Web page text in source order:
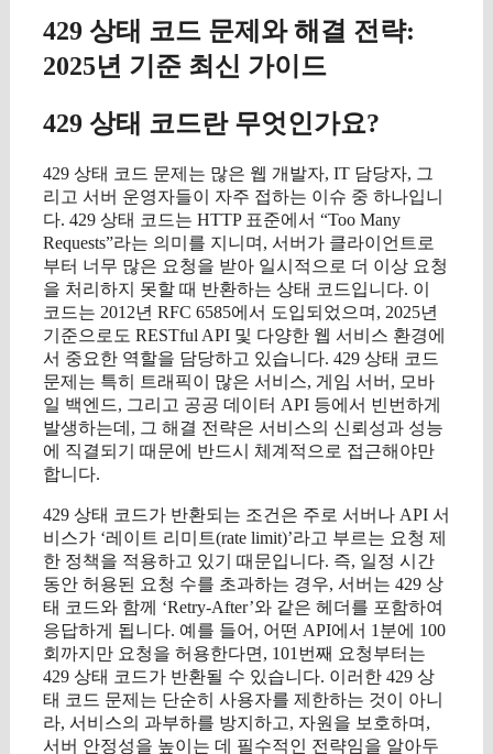
429 상태 코드 문제와 해결 전략:
2025년 기준 최신 가이드
429 상태 코드란 무엇인가요?
429 상태 코드 문제는 많은 웹 개발자, IT 담당자, 그
리고 서버 운영자들이 자주 접하는 이슈 중 하나입니
다. 429 상태 코드는 HTTP 표준에서 “Too Many
Requests”라는 의미를 지니며, 서버가 클라이언트로
부터 너무 많은 요청을 받아 일시적으로 더 이상 요청
을 처리하지 못할 때 반환하는 상태 코드입니다. 이
코드는 2012년 RFC 6585에서 도입되었으며, 2025년
기준으로도 RESTful API 및 다양한 웹 서비스 환경에
서 중요한 역할을 담당하고 있습니다. 429 상태 코드
문제는 특히 트래픽이 많은 서비스, 게임 서버, 모바
일 백엔드, 그리고 공공 데이터 API 등에서 빈번하게
발생하는데, 그 해결 전략은 서비스의 신뢰성과 성능
에 직결되기 때문에 반드시 체계적으로 접근해야만
합니다.
429 상태 코드가 반환되는 조건은 주로 서버나 API 서
비스가 ‘레이트 리미트(rate limit)’라고 부르는 요청 제
한 정책을 적용하고 있기 때문입니다. 즉, 일정 시간
동안 허용된 요청 수를 초과하는 경우, 서버는 429 상
태 코드와 함께 ‘Retry-After’와 같은 헤더를 포함하여
응답하게 됩니다. 예를 들어, 어떤 API에서 1분에 100
회까지만 요청을 허용한다면, 101번째 요청부터는
429 상태 코드가 반환될 수 있습니다. 이러한 429 상
태 코드 문제는 단순히 사용자를 제한하는 것이 아니
라, 서비스의 과부하를 방지하고, 자원을 보호하며,
서버 안정성을 높이는 데 필수적인 전략임을 알아두